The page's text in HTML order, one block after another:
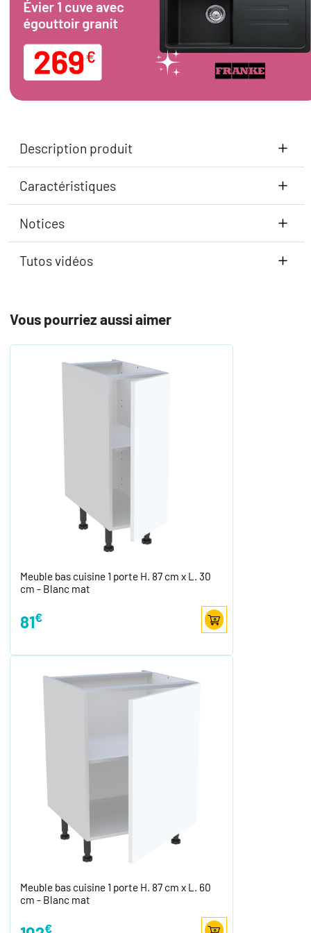
Description produit
Caractéristiques
Notices
Tutos vidéos
Vous pourriez aussi aimer
Meuble bas cuisine 1 porte H. 87 cm x L. 30
cm - Blanc mat
81€
Meuble bas cuisine 1 porte H. 87 cm x L. 60
cm - Blanc mat
€